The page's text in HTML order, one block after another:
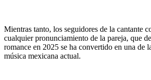
Mientras tanto, los seguidores de la cantante
cualquier pronunciamiento de la pareja, que
romance en 2025 se ha convertido en una de
música mexicana actual.